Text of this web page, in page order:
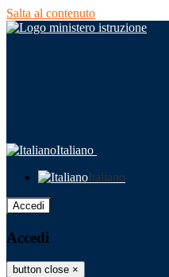
Salta al contenuto
Italiano
Italiano
Accedi
Accedi
button close ×